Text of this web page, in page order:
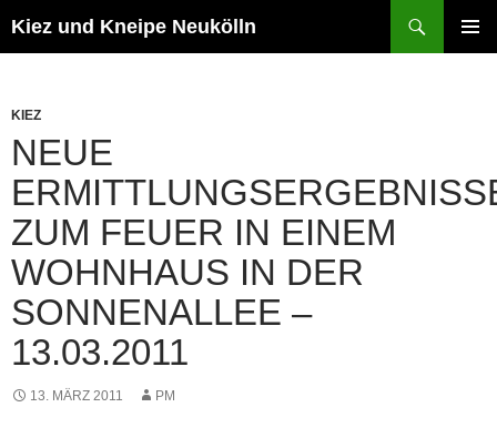
Inhalt
Kiez und Kneipe Neukölln
KIEZ
NEUE
ZUM FEUER IN EINEM
WOHNHAUS IN DER
SONNENALLEE –
13.03.2011
13. MÄRZ 2011 PM